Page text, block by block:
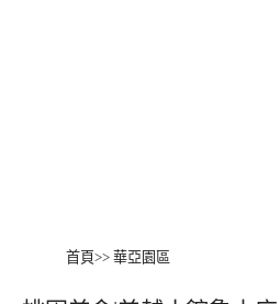
首頁>> 華亞園區